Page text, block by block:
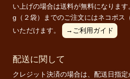
い上げの場合は送料が無料になります
g（２袋）までのご注文にはネコポス
いただけます。
→ご利用ガイド
配送に関して
クレジット決済の場合は、配送日指